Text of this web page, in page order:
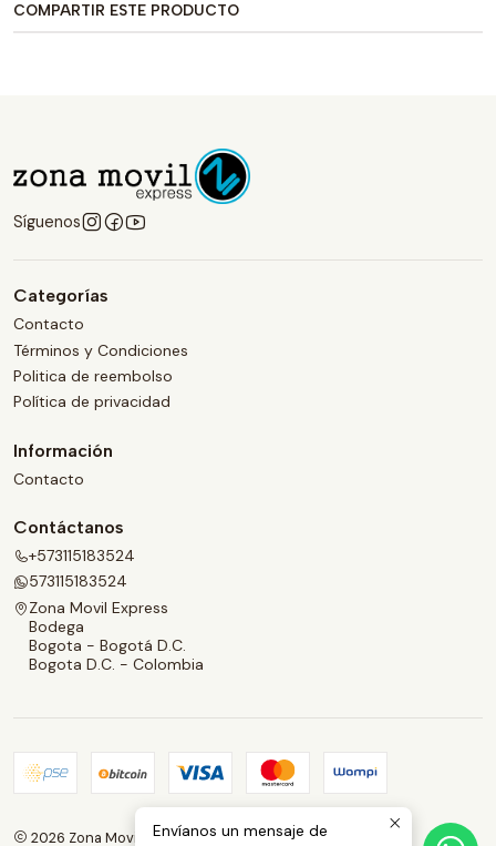
COMPARTIR ESTE PRODUCTO
Síguenos
Categorías
Contacto
Términos y Condiciones
Politica de reembolso
Política de privacidad
Información
Contacto
Contáctanos
+573115183524
573115183524
Zona Movil Express
Bodega
Bogota - Bogotá D.C.
Bogota D.C. - Colombia
2026 Zona Movil Express.Envíanos un mensaje de